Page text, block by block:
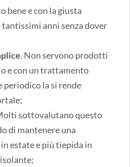
bene e con la giusta
anni senza dover
. Non servono prodotti
e con un trattamento
la si rende
sottovalutano questo
di mantenere una
estate e più tiepida in